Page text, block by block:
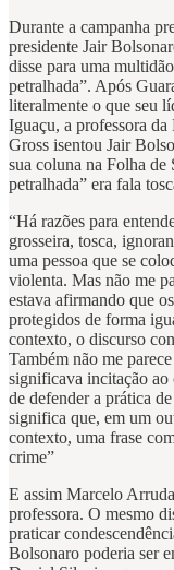
Durante a campanha
presidente Jair
disse para uma
petralhada”. Após
literalmente o que seu
Iguaçu, a professora
Gross isentou Jair
sua coluna na Folha de
petralhada” era fala
“Há razões para
grosseira, tosca,
uma pessoa que se
violenta. Mas não me
estava afirmando que
protegidos de forma
contexto, o discurso
Também não me
significava incitação ao
de defender a prática
significa que, em um
contexto, uma frase
crime”
E assim Marcelo
professora. O mesmo
praticar
Bolsonaro poderia ser